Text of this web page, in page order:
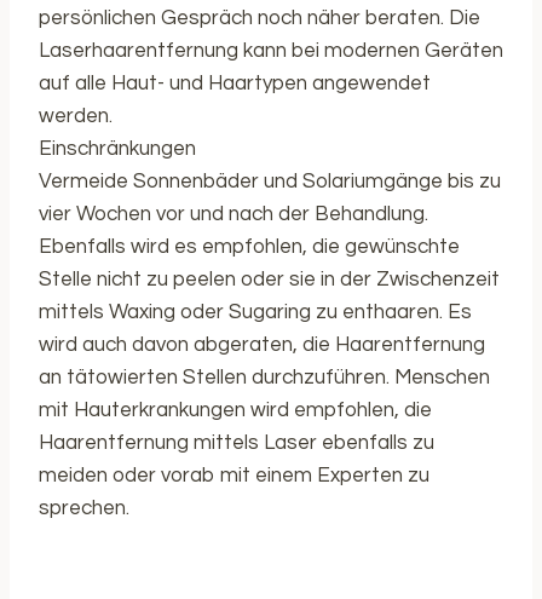
persönlichen Gespräch noch näher beraten. Die
Laserhaarentfernung kann bei modernen Geräten
auf alle Haut- und Haartypen angewendet
werden.
Einschränkungen
Vermeide Sonnenbäder und Solariumgänge bis zu
vier Wochen vor und nach der Behandlung.
Ebenfalls wird es empfohlen, die gewünschte
Stelle nicht zu peelen oder sie in der Zwischenzeit
mittels Waxing oder Sugaring zu enthaaren. Es
wird auch davon abgeraten, die Haarentfernung
an tätowierten Stellen durchzuführen. Menschen
mit Hauterkrankungen wird empfohlen, die
Haarentfernung mittels Laser ebenfalls zu
meiden oder vorab mit einem Experten zu
sprechen.